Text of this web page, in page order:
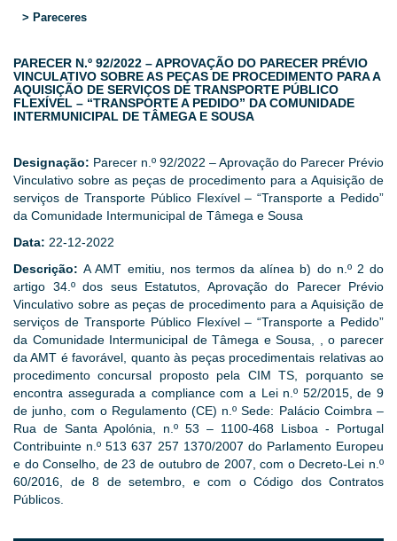
> Pareceres
PARECER N.º 92/2022 – APROVAÇÃO DO PARECER PRÉVIO
VINCULATIVO SOBRE AS PEÇAS DE PROCEDIMENTO PARA A
AQUISIÇÃO DE SERVIÇOS DE TRANSPORTE PÚBLICO
FLEXÍVEL – “TRANSPORTE A PEDIDO” DA COMUNIDADE
INTERMUNICIPAL DE TÂMEGA E SOUSA
Designação: Parecer n.º 92/2022 – Aprovação do Parecer Prévio
Vinculativo sobre as peças de procedimento para a Aquisição de
serviços de Transporte Público Flexível – “Transporte a Pedido”
da Comunidade Intermunicipal de Tâmega e Sousa
Data: 22-12-2022
Descrição:A AMT emitiu, nos termos da alínea b) do n.º 2 do
artigo 34.º dos seus Estatutos, Aprovação do Parecer Prévio
Vinculativo sobre as peças de procedimento para a Aquisição de
serviços de Transporte Público Flexível – “Transporte a Pedido”
da Comunidade Intermunicipal de Tâmega e Sousa, , o parecer
da AMT é favorável, quanto às peças procedimentais relativas ao
procedimento concursal proposto pela CIM TS, porquanto se
encontra assegurada a compliance com a Lei n.º 52/2015, de 9
de junho, com o Regulamento (CE) n.º Sede: Palácio Coimbra –
Rua de Santa Apolónia, n.º 53 – 1100-468 Lisboa - Portugal
Contribuinte n.º 513 637 257 1370/2007 do Parlamento Europeu
e do Conselho, de 23 de outubro de 2007, com o Decreto-Lei n.º
60/2016, de 8 de setembro, e com o Código dos Contratos
Públicos.